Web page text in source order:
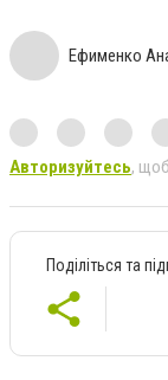
Ефименко
Авторизуйтесь,
Поділіться та